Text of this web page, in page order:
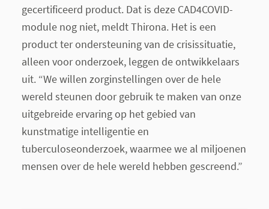
gecertificeerd product. Dat is deze CAD4COVID-
module nog niet, meldt Thirona. Het is een
product ter ondersteuning van de crisissituatie,
alleen voor onderzoek, leggen de ontwikkelaars
uit. “We willen zorginstellingen over de hele
wereld steunen door gebruik te maken van onze
uitgebreide ervaring op het gebied van
kunstmatige intelligentie en
tuberculoseonderzoek, waarmee we al miljoenen
mensen over de hele wereld hebben gescreend.”